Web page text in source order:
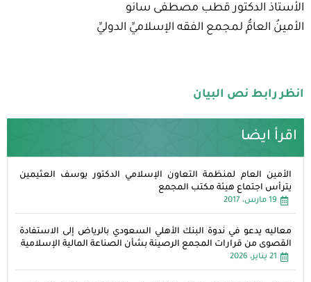
الأستاذ الدكتور قطب مصطفى سانو
الأمينُ العامُّ لمجمع الفقه الإسلاميِّ الدوليِّ
انظر رابط نص البيان
اقرأ ايضا
الأمين العام لمنظمة التعاون الإسلامي الدكتور يوسف العثيمين
يترأس اجتماع هيئة مكتب المجمع
19 مارس، 2017
معاليه يدعو في ندوة البنك الأهلي السعودي بالرياض إلى الاستفادة
القصوى من قرارات المجمع الرصينة بشأن الصناعة المالية الإسلامية
21 يناير، 2026